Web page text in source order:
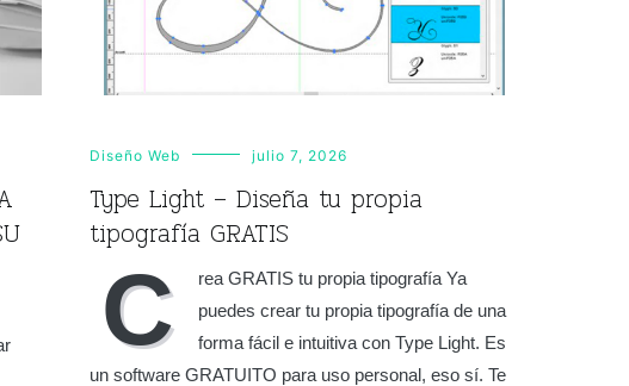
Diseño Web julio 7, 2026
Type Light – Diseña tu propia
tipografía GRATIS
C
rea GRATIS tu propia tipografía Ya
puedes crear tu propia tipografía de una
forma fácil e intuitiva con Type Light. Es
un software GRATUITO para uso personal, eso sí. Te